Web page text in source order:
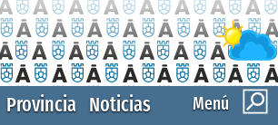
Menú
Provincia Noticias